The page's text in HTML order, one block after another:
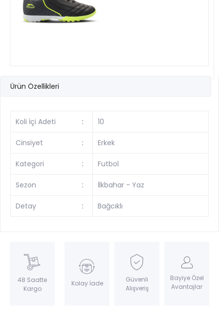
Ürün Özellikleri
Koli İçi Adeti : 10
Cinsiyet : Erkek
Kategori : Futbol
Sezon : İlkbahar - Yaz
Detay : Bağcıklı
48 Saatte
Kargo
Kolay İade
Güvenli
Alışveriş
Bayiye Özel
Avantajlar